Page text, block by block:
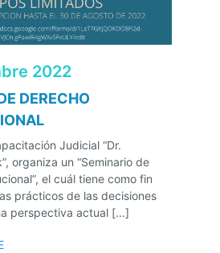
2022
DERECHO
Judicial “Dr.
organiza un “Seminario de
el cuál tiene como fin
prácticos de las decisiones
perspectiva actual […]